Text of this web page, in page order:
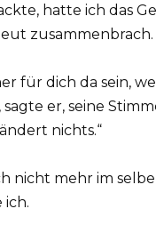
hatte ich das
zusammenbrach.
für dich da sein,
sagte er, seine
nichts.“
nicht mehr im
ich.